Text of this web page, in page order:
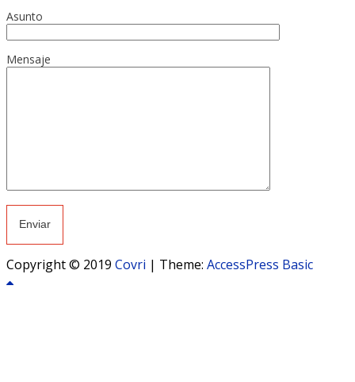
Asunto
Mensaje
Copyright © 2019 Covri | Theme: AccessPress Basic